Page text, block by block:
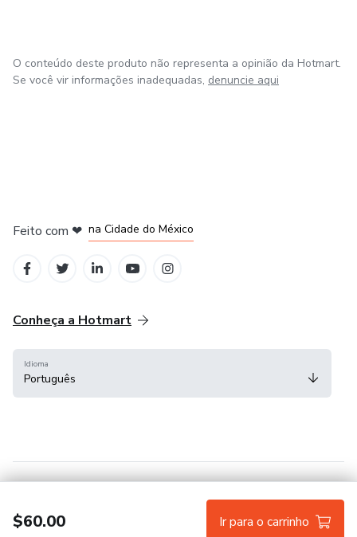
$60.00 Ir para o carrinho
O conteúdo deste produto não representa a opinião da Hotmart.
Se você vir informações inadequadas, denuncie aqui
Feito com ❤ na Cidade do México
Conheça a Hotmart
Idioma
Português